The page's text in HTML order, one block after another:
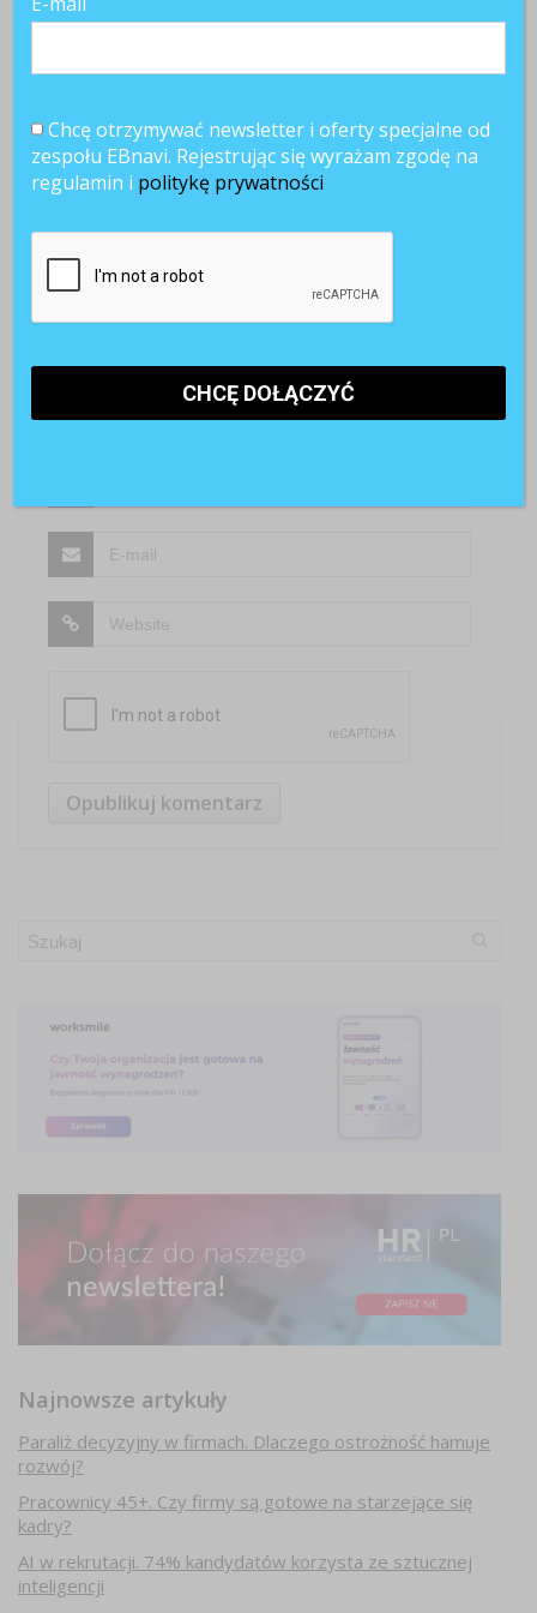
A co myślicie o rekordzie Guinnessa jako formie team
Najnowsze artykuły
Paraliż decyzyjny w firmach. Dlaczego ostrożność hamuje
rozwój?
Pracownicy 45+. Czy firmy są gotowe na starzejące się
kadry?
AI w rekrutacji. 74% kandydatów korzysta ze sztucznej
inteligencji
Chcę otrzymywać newsletter i oferty specjalne od
zespołu EBnavi. Rejestrując się wyrażam zgodę na
regulamin i politykę prywatności